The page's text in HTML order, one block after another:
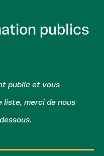
publics
public et vous
merci de nous